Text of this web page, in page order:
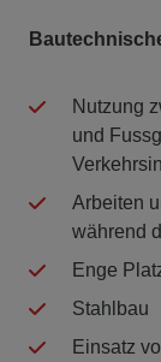
Nutzung
und
Arbeiten
während
Enge
Stahlbau
Einsatz